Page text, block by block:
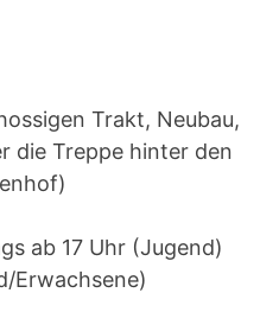
Trakt, Neubau,
die Treppe hinter den
ab 17 Uhr (Jugend)
Erwachsene)